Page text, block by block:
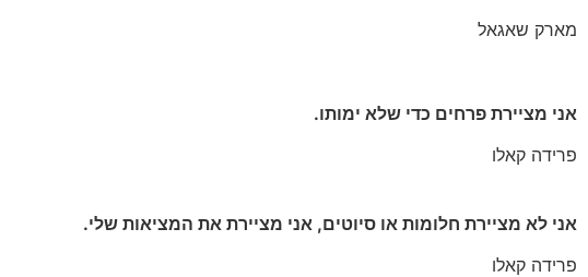
מארק שאגאל
אני מציירת פרחים כדי שלא ימותו.
פרידה קאלו
אני לא מציירת חלומות או סיוטים, אני מציירת את המציאות שלי.
פרידה קאלו